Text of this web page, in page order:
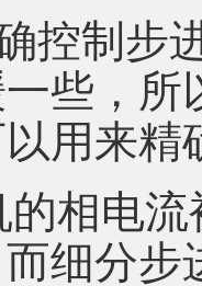
控制步
些，所
用来精
相电
细分